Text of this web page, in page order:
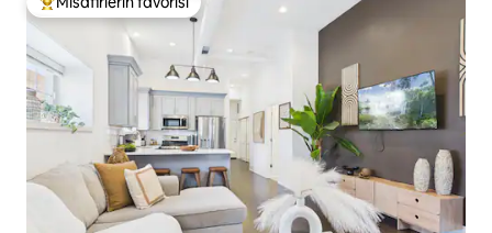
Misafirlerin favorilerinden en beğenilenler arasında